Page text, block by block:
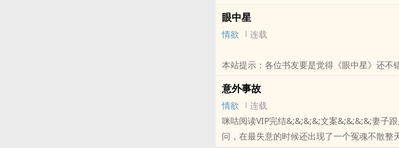
本站提示：各位书友要是觉得《小恒星/恒星
哦！
眼中星
情欲 连载
本站提示：各位书友要是觉得《眼中星》还不
意外事故
情欲
连载
咪咕阅读VIP完结&;&;&;&;文案&;&;&;&;妻子
问，在最失意的时候还出现了一个冤魂不散整